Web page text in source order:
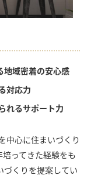
地域密着の安心感
対応力
れるサポート力
中心に住まいづくり
ってきた経験をも
づくりを提案してい